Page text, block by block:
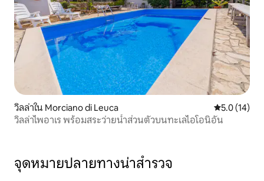
วิลล่าใน Morciano di Leuca คะแนนเฉลี่ย
5.0 (14)
วิลล่าไพอาเร พร้อมสระว่ายน้ำส่วนตัวบนทะเลไอโอนิอัน
จุดหมายปลายทางน่าสำรวจ